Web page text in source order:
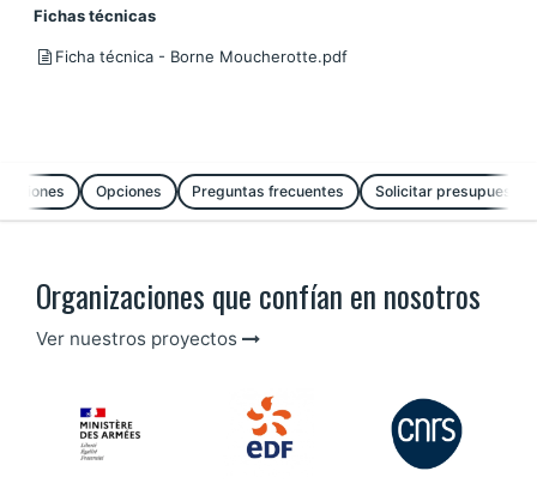
Fichas técnicas
Ficha técnica - Borne Moucherotte.pdf
Opciones Preguntas frecuentes Solicitar presupuesto
Organizaciones que confían en nosotros
Ver nuestros proyectos